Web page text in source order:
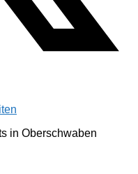
in Oberschwaben